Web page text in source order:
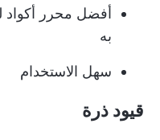
أفضل محرر أكواد
به
سهل الاستخدام
قيود ذرة